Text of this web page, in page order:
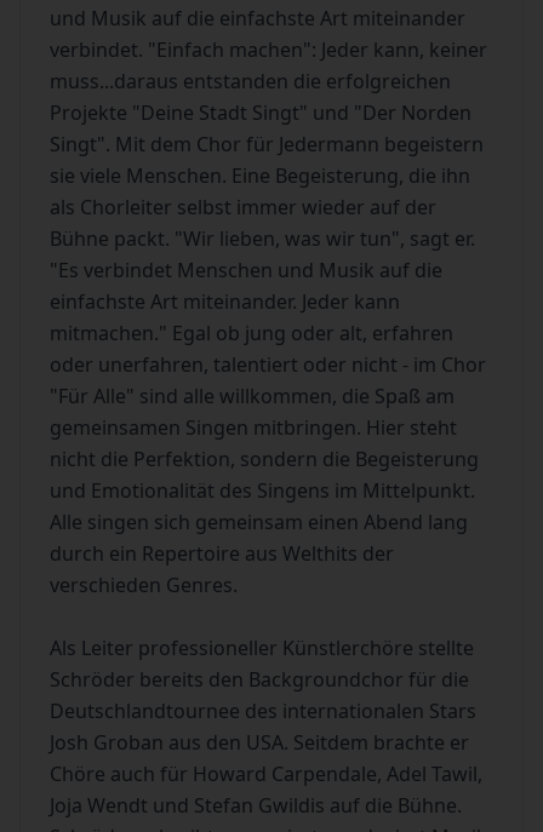
und Musik auf die einfachste Art miteinander
verbindet. "Einfach machen": Jeder kann, keiner
muss...daraus entstanden die erfolgreichen
Projekte "Deine Stadt Singt" und "Der Norden
Singt". Mit dem Chor für Jedermann begeistern
sie viele Menschen. Eine Begeisterung, die ihn
als Chorleiter selbst immer wieder auf der
Bühne packt. "Wir lieben, was wir tun", sagt er.
"Es verbindet Menschen und Musik auf die
einfachste Art miteinander. Jeder kann
mitmachen." Egal ob jung oder alt, erfahren
oder unerfahren, talentiert oder nicht - im Chor
"Für Alle" sind alle willkommen, die Spaß am
gemeinsamen Singen mitbringen. Hier steht
nicht die Perfektion, sondern die Begeisterung
und Emotionalität des Singens im Mittelpunkt.
Alle singen sich gemeinsam einen Abend lang
durch ein Repertoire aus Welthits der
verschieden Genres.
Als Leiter professioneller Künstlerchöre stellte
Schröder bereits den Backgroundchor für die
Deutschlandtournee des internationalen Stars
Josh Groban aus den USA. Seitdem brachte er
Chöre auch für Howard Carpendale, Adel Tawil,
Joja Wendt und Stefan Gwildis auf die Bühne.